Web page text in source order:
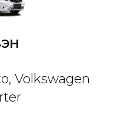
Volkswagen